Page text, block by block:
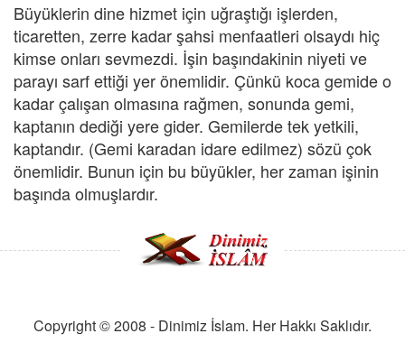
Büyüklerin dine hizmet için uğraştığı işlerden,
ticaretten, zerre kadar şahsi menfaatleri olsaydı hiç
kimse onları sevmezdi. İşin başındakinin niyeti ve
parayı sarf ettiği yer önemlidir. Çünkü koca gemide o
kadar çalışan olmasına rağmen, sonunda gemi,
kaptanın dediği yere gider. Gemilerde tek yetkili,
kaptandır. (Gemi karadan idare edilmez) sözü çok
önemlidir. Bunun için bu büyükler, her zaman işinin
başında olmuşlardır.
Copyright © 2008 - Dinimiz İslam. Her Hakkı Saklıdır.